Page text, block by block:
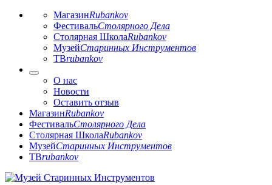
МагазинRubankov
ФестивальСтолярного Дела
Столярная ШколаRubankov
МузейСтаринных Инструментов
ТВrubankov
О нас
Новости
Оставить отзыв
МагазинRubankov
ФестивальСтолярного Дела
Столярная ШколаRubankov
МузейСтаринных Инструментов
ТВrubankov
Перейти